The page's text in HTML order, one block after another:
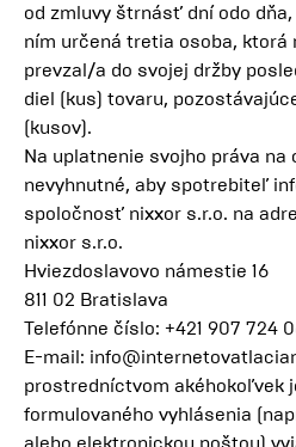
od zmluvy štrnásť dní odo
ním určená tretia osoba, ktorá
prevzal/a do svojej držby
diel (kus) tovaru,
(kusov).
Na uplatnenie svojho práva na
nevyhnutné, aby spotrebiteľ
spoločnosť nixxor s.r.o. na
nixxor s.r.o.
Hviezdoslavovo námestie 16
811 02 Bratislava
Telefónne číslo: +421 907 724
E-mail:
prostredníctvom akéhokoľvek
formulovaného vyhlásenia